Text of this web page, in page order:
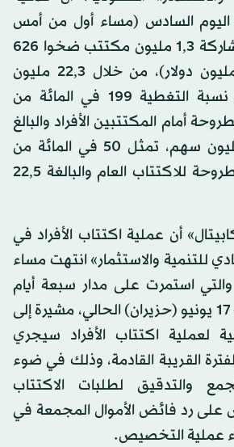
اليوم السادس (مساء أول من أمس
الاثنين)، سجلت مشاركة 1,3 مليون مكتتب ضخوا 626
مليون ريال (166 مليون دولار)، من خلال 22,3 مليون
سهم، لتبلغ بذلك نسبة التغطية 199 في المائة من
أمام المكتتبين الأفراد والبالغ
مجموعها 11,25 مليون سهم، تمثل 50 في المائة من
إجمالي الأسهم المطروحة للاكتتاب العام والبالغة 22,5
أن عملية اكتتاب الأفراد في
للتنمية والاستثمار» انتهت مساء
والتي استمرت على مدار سبعة أيام
خلال الفترة من 11 – 17 يونيو (حزيران) الحالي، مشيرة إلى
لعملية اكتتاب الأفراد سيجري
القريبة القادمة، وذلك في ضوء
والتدقيق لطلبات الاكتتاب
على رد فائض الأموال المجمعة في
عملية التخصيص.